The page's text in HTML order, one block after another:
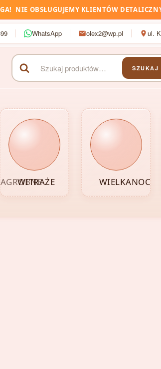
NIE OBSŁUGUJEMY KLIENTÓW
WhatsApp olex2@wp.pl ul.
Szukaj: SZUKAJ
WITRAŻE WIELKANOC